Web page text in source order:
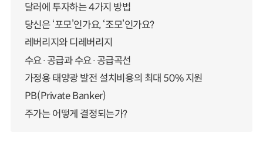
달러에 투자하는 4가지 방법
당신은 ‘포모’인가요, ‘조모’인가요?
레버리지와 디레버리지
수요·공급과 수요·공급곡선
가정용 태양광 발전 설치비용의 최대 50% 지원
PB(Private Banker)
주가는 어떻게 결정되는가?